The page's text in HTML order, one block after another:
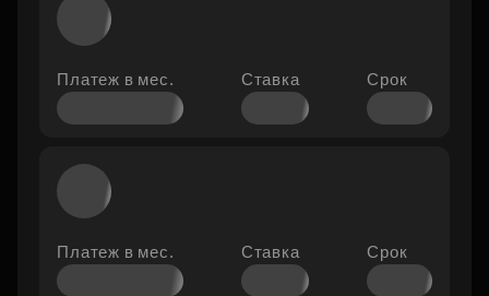
Платеж в мес. Ставка Срок
Платеж в мес. Ставка Срок